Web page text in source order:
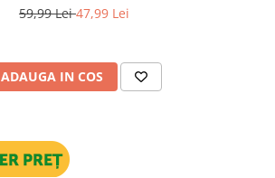
59,99 Lei47,99 Lei
ADAUGA IN COS